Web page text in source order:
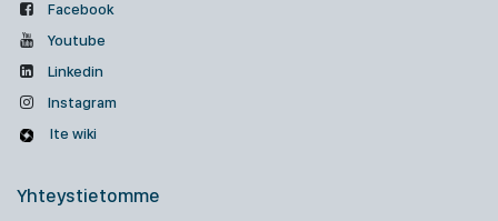
Facebook
Youtube
Linkedin
Instagram
Ite wiki
Yhteystietomme